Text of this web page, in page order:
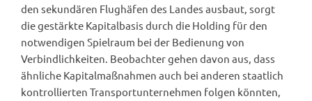
den sekundären Flughäfen des Landes ausbaut, sorgt
die gestärkte Kapitalbasis durch die Holding für den
notwendigen Spielraum bei der Bedienung von
Verbindlichkeiten. Beobachter gehen davon aus, dass
ähnliche Kapitalmaßnahmen auch bei anderen staatlich
kontrollierten Transportunternehmen folgen könnten,